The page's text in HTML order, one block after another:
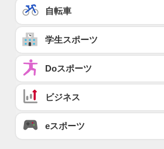
自転車
学生スポーツ
Doスポーツ
ビジネス
eスポーツ